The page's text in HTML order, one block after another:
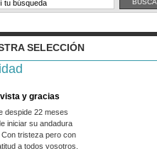
SELECCIÓN
y gracias
despide 22 meses
iniciar su andadura
Con tristeza pero con
a todos vosotros.